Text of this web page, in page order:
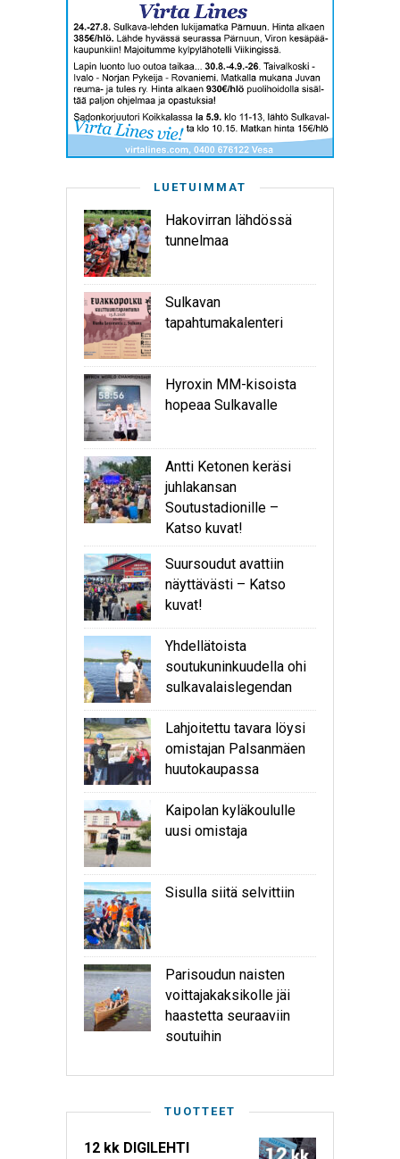
LUETUIMMAT
Hakovirran lähdössä
tunnelmaa
Sulkavan
tapahtumakalenteri
Hyroxin MM-kisoista
hopeaa Sulkavalle
Antti Ketonen keräsi
juhlakansan
Soutustadionille –
Katso kuvat!
Suursoudut avattiin
näyttävästi – Katso
kuvat!
Yhdellätoista
soutukuninkuudella ohi
sulkavalaislegendan
Lahjoitettu tavara löysi
omistajan Palsanmäen
huutokaupassa
Kaipolan kyläkoululle
uusi omistaja
Sisulla siitä selvittiin
Parisoudun naisten
voittajakaksikolle jäi
haastetta seuraaviin
soutuihin
TUOTTEET
12 kk DIGILEHTI